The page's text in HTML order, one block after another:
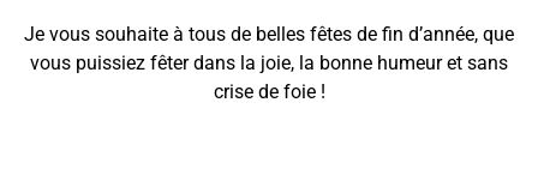
Je vous souhaite à tous de belles fêtes de fin d’année, que
vous puissiez fêter dans la joie, la bonne humeur et sans
crise de foie !